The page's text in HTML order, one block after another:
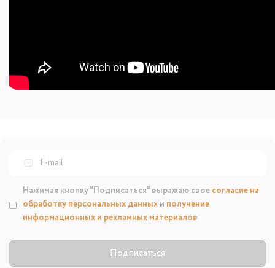
Подписаться
Нажимая кнопку "Подписаться" выражаю свое согласие на
обработку персональных данных и получение
информационных и рекламных материалов